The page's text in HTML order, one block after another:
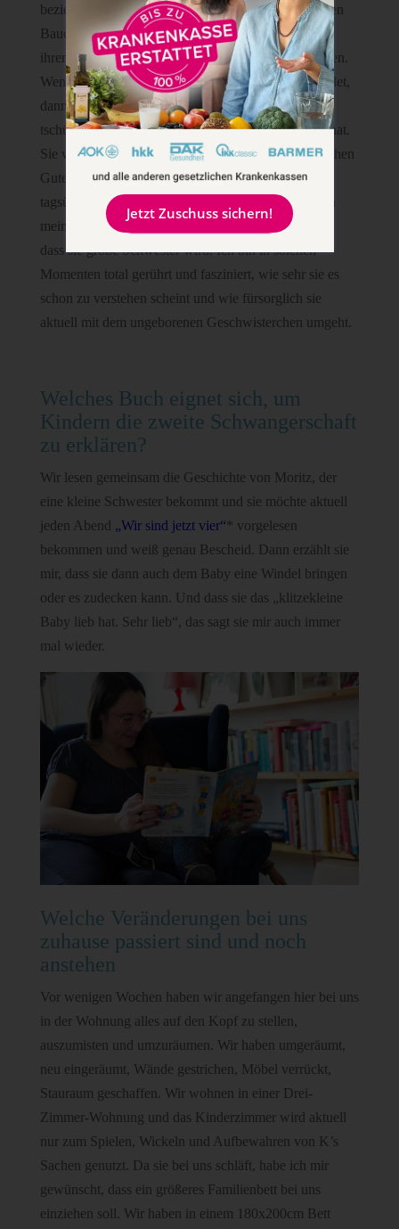
bezieht das Baby in alles mit ein. Sie streichelt meinen
Bauch, gibt dem Baby Küsschen, bietet Wasser aus
ihrem Glas an oder möchte es Banane abbeißen lassen.
Wenn sich mein Mann morgens von uns verabschiedet,
dann darf er nicht gehen, bevor er auch dem Baby
tschüss gesagt hat und noch ein Küsschen gegeben hat.
Sie wacht morgens auf und sagt ihrem Geschwisterchen
Guten Morgen. Denkt immer wieder unvermittelt
tagsüber daran und erzählt anderen, dass ein Baby in
meinem Bauch ist. Es scheint, als freue sie sich sehr,
dass sie große Schwester wird. Ich bin in solchen
Momenten total gerührt und fasziniert, wie sehr sie es
schon zu verstehen scheint und wie fürsorglich sie
aktuell mit dem ungeborenen Geschwisterchen umgeht.
Welches Buch eignet sich, um
Kindern die zweite Schwangerschaft
zu erklären?
Wir lesen gemeinsam die Geschichte von Moritz, der
eine kleine Schwester bekommt und sie möchte aktuell
jeden Abend „Wir sind jetzt vier“ * vorgelesen
bekommen und weiß genau Bescheid. Dann erzählt sie
mir, dass sie dann auch dem Baby eine Windel bringen
oder es zudecken kann. Und dass sie das „klitzekleine
Baby lieb hat. Sehr lieb“, das sagt sie mir auch immer
mal wieder.
Welche Veränderungen bei uns
zuhause passiert sind und noch
anstehen
Vor wenigen Wochen haben wir angefangen hier bei uns
in der Wohnung alles auf den Kopf zu stellen,
auszumisten und umzuräumen. Wir haben umgeräumt,
neu eingeräumt, Wände gestrichen, Möbel verrückt,
Stauraum geschaffen. Wir wohnen in einer Drei-
Zimmer-Wohnung und das Kinderzimmer wird aktuell
nur zum Spielen, Wickeln und Aufbewahren von K’s
Sachen genutzt. Da sie bei uns schläft, habe ich mir
gewünscht, dass ein größeres Familienbett bei uns
einziehen soll. Wir haben in einem 180x200cm Bett
Jetzt Zuschuss sichern!